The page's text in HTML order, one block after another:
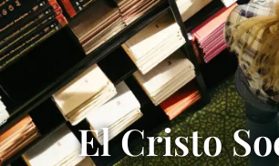
El Cristo